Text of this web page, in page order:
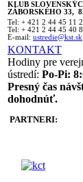
KLUB
ZÁBORSKÉHO 33,
Tel: + 421 2 44 45 11
Tel: + 421 2 44 45 40
E-mail: ustredie@kst.sk
KONTAKT
Hodiny pre
ústredí: Po-Pi:
Presný čas
dohodnúť.
PARTNERI: